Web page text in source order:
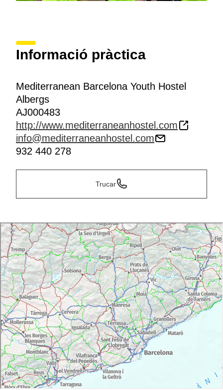
Informació pràctica
Mediterranean Barcelona Youth Hostel
Albergs
AJ000483
http://www.mediterraneanhostel.com
info@mediterraneanhostel.com
932 440 278
Trucar